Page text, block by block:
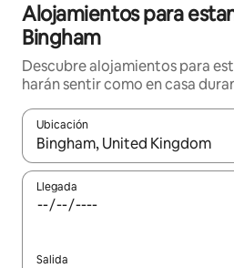
Alojamientos para
Bingham
Descubre alojamientos para
harán sentir como en casa
Ubicación
Cuando los resultados estén
Llegada
Salida